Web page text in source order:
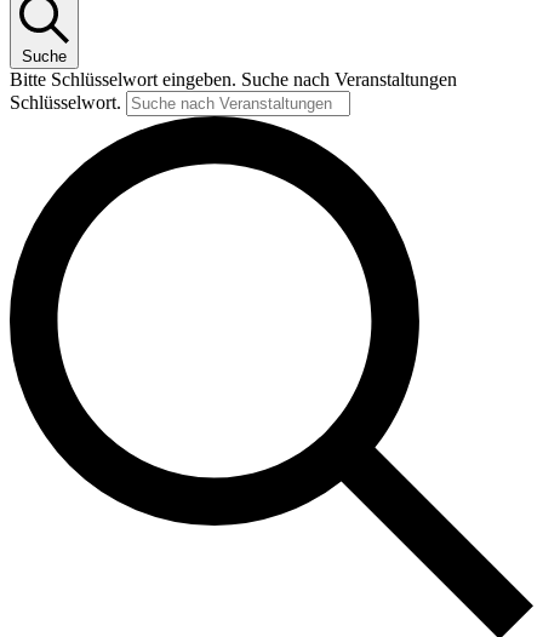
Suche
Bitte Schlüsselwort eingeben. Suche nach Veranstaltungen
Schlüsselwort.